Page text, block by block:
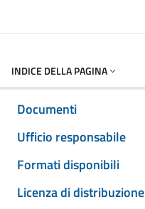
INDICE DELLA PAGINA
Documenti
Ufficio responsabile
Formati disponibili
Licenza di distribuzione